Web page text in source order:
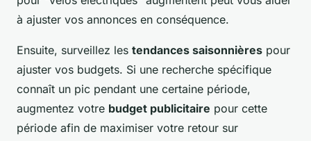
à ajuster vos annonces en conséquence.
Ensuite, surveillez les tendances saisonnières pour
ajuster vos budgets. Si une recherche spécifique
connaît un pic pendant une certaine période,
augmentez votre budget publicitaire pour cette
période afin de maximiser votre retour sur